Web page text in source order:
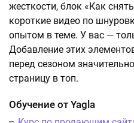
жесткости, блок «Как
короткие видео по
опытом в теме. У вас —
Добавление этих
перед сезоном
страницу в топ.
Обучение от Yagla